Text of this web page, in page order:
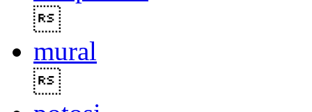
mural